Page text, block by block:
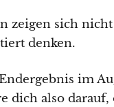
zeigen sich
denken.
im
dich also